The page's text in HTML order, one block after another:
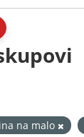
na malo